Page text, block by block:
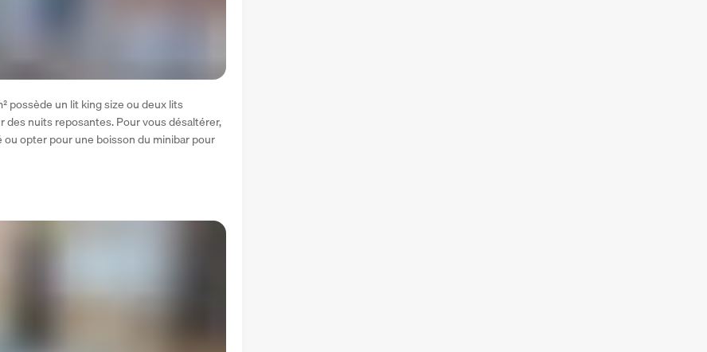
possède un lit king size ou deux lits
nuits reposantes. Pour vous désaltérer,
opter pour une boisson du minibar pour